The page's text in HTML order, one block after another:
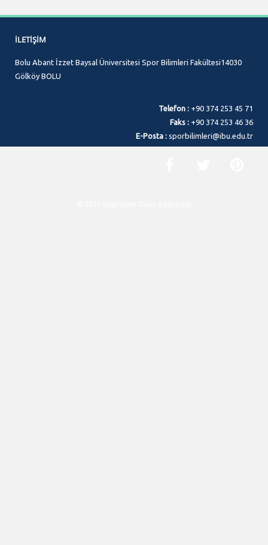
İLETIŞIM
Bolu Abant İzzet Baysal Üniversitesi Spor Bilimleri Fakültesi14030
Gölköy BOLU
Telefon : +90 374 253 45 71
Faks : +90 374 253 46 36
E-Posta : sporbilimleri@ibu.edu.tr